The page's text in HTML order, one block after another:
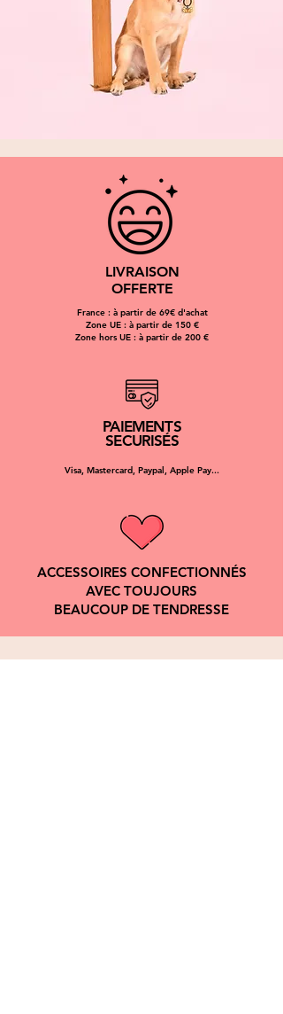
LIVRAISON
OFFERTE
France : à partir de 69€ d'achat
Zone UE : à partir de 150 €
Zone hors UE : à partir de 200 €
PAIEMENTS
SECURISÉS
Visa, Mastercard, Paypal, Apple Pay...
ACCESSOIRES CONFECTIONNÉS
AVEC TOUJOURS
BEAUCOUP DE TENDRESSE
DOGGY ANGEL